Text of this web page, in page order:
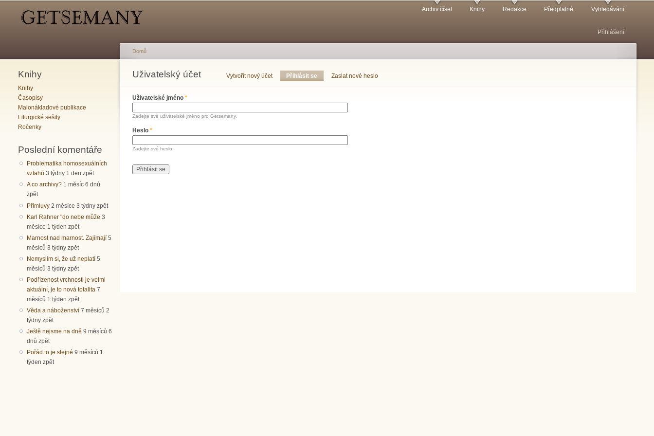
Archiv čísel Knihy Redakce Předplatné Vyhledávání
Přihlášení
Knihy
Knihy
Časopisy
Malonákladové publikace
Liturgické sešity
Ročenky
Poslední komentáře
Problematika homosexuálních
vztahů 3 týdny 1 den zpět
A co archivy? 1 měsíc 6 dnů
zpět
Přímluvy 2 měsíce 3 týdny zpět
Karl Rahner "do nebe může 3
měsíce 1 týden zpět
Marnost nad marnost. Zajímají 5
měsíců 3 týdny zpět
Nemyslím si, že už neplatí 5
měsíců 3 týdny zpět
Podřízenost vrchnosti je velmi
aktuální, je to nová totalita 7
měsíců 1 týden zpět
Věda a náboženství 7 měsíců 2
týdny zpět
Ještě nejsme na dně 9 měsíců 6
dnů zpět
Pořád to je stejné 9 měsíců 1
týden zpět
Jste zde
Domů
Uživatelský účet
Hlavní záložky Vytvořit nový účet Přihlásit se (aktivní záložka)
Zaslat nové heslo
Uživatelské jméno *
Zadejte své uživatelské jméno pro Getsemany.
Heslo *
Zadejte své heslo.